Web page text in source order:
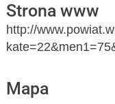
Strona www
http://
Mapa